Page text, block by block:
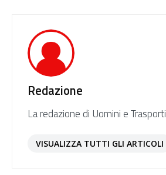
Redazione
La redazione di Uomini e Trasporti
VISUALIZZA TUTTI GLI ARTICOLI